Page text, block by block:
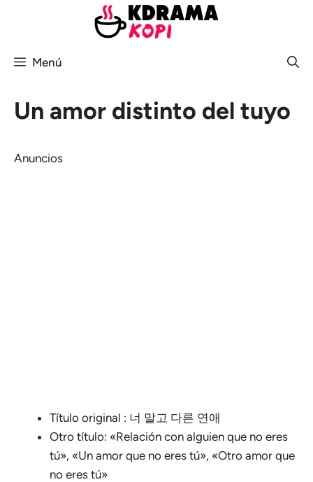
Menú
Un amor distinto del tuyo
Anuncios
Título original : 너 말고 다른 연애
Otro título: «Relación con alguien que no eres
tú», «Un amor que no eres tú», «Otro amor que
no eres tú»